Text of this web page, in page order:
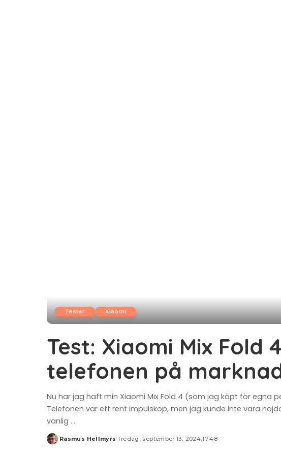
Tester Xiaomi
Test: Xiaomi Mix Fold
telefonen på
Nu har jag haft min Xiaomi Mix Fold 4 (som jag köpt för
Telefonen var ett rent impulsköp, men jag kunde inte vara
vanlig ...
Posted
Rasmus Hellmyrs fredag, september 13, 2024,17:48